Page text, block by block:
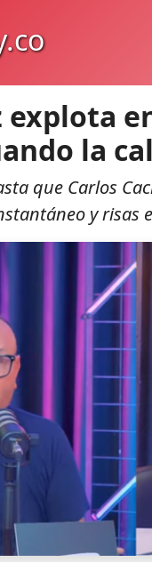
explota
la
que Carlos
y risas